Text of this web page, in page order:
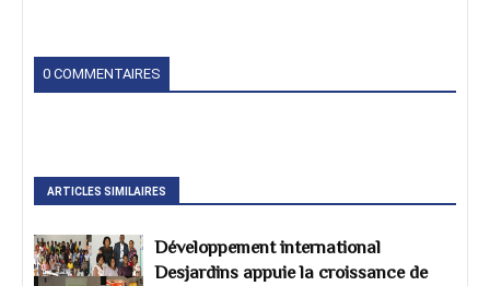
0 COMMENTAIRES
ARTICLES SIMILAIRES
Développement international
Desjardins appuie la croissance de